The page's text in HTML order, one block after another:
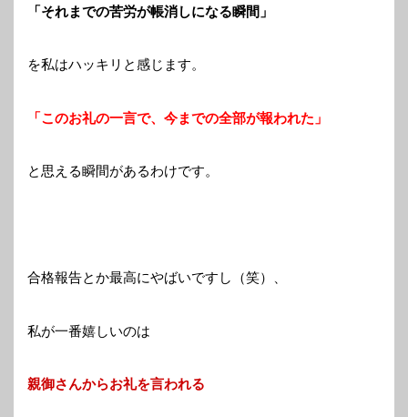
「それまでの苦労が帳消しになる瞬間」
を私はハッキリと感じます。
「このお礼の一言で、今までの全部が報われた」
と思える瞬間があるわけです。
合格報告とか最高にやばいですし（笑）、
私が一番嬉しいのは
親御さんからお礼を言われる